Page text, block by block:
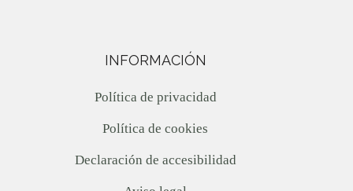
INFORMACIÓN
Política de privacidad
Política de cookies
Declaración de accesibilidad